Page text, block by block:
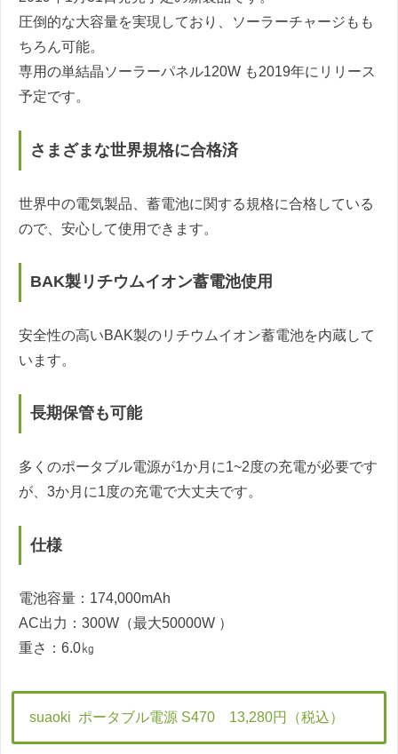
圧倒的な大容量を実現しており、ソーラーチャージもも
ちろん可能。
専用の単結晶ソーラーパネル120W も2019年にリリース
予定です。
さまざまな世界規格に合格済
世界中の電気製品、蓄電池に関する規格に合格している
ので、安心して使用できます。
BAK製リチウムイオン蓄電池使用
安全性の高いBAK製のリチウムイオン蓄電池を内蔵して
います。
長期保管も可能
多くのポータブル電源が1か月に1~2度の充電が必要です
が、3か月に1度の充電で大丈夫です。
仕様
電池容量：174,000mAh
AC出力：300W（最大50000W ）
重さ：6.0㎏
suaoki ポータブル電源 S470 13,280円（税込）